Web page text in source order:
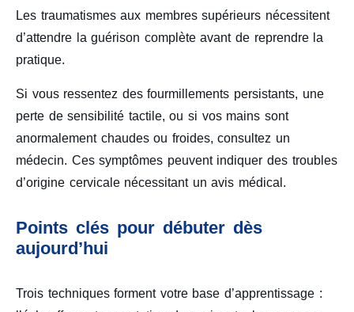
Les traumatismes aux membres supérieurs nécessitent
d’attendre la guérison complète avant de reprendre la
pratique.
Si vous ressentez des fourmillements persistants, une
perte de sensibilité tactile, ou si vos mains sont
anormalement chaudes ou froides, consultez un
médecin. Ces symptômes peuvent indiquer des troubles
d’origine cervicale nécessitant un avis médical.
Points clés pour débuter dès
aujourd’hui
Trois techniques forment votre base d’apprentissage :